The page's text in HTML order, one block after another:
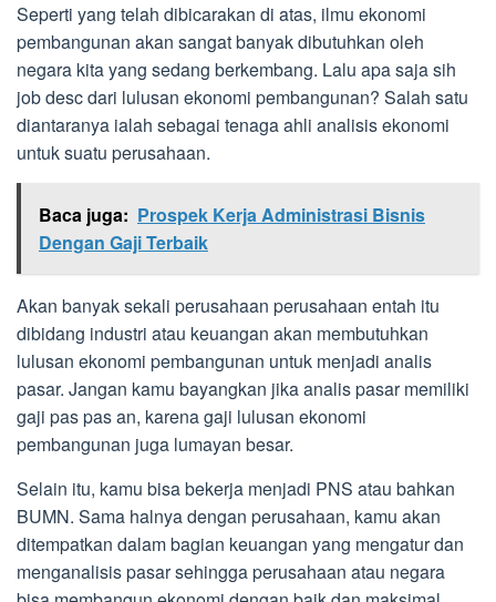
Seperti yang telah dibicarakan di atas, ilmu ekonomi
pembangunan akan sangat banyak dibutuhkan oleh
negara kita yang sedang berkembang. Lalu apa saja sih
job desc dari lulusan ekonomi pembangunan? Salah satu
diantaranya ialah sebagai tenaga ahli analisis ekonomi
untuk suatu perusahaan.
Baca juga: Prospek Kerja Administrasi Bisnis
Dengan Gaji Terbaik
Akan banyak sekali perusahaan perusahaan entah itu
dibidang industri atau keuangan akan membutuhkan
lulusan ekonomi pembangunan untuk menjadi analis
pasar. Jangan kamu bayangkan jika analis pasar memiliki
gaji pas pas an, karena gaji lulusan ekonomi
pembangunan juga lumayan besar.
Selain itu, kamu bisa bekerja menjadi PNS atau bahkan
BUMN. Sama halnya dengan perusahaan, kamu akan
ditempatkan dalam bagian keuangan yang mengatur dan
menganalisis pasar sehingga perusahaan atau negara